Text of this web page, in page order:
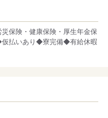
保険・健康保険・厚生年金保
払いあり◆寮完備◆有給休暇